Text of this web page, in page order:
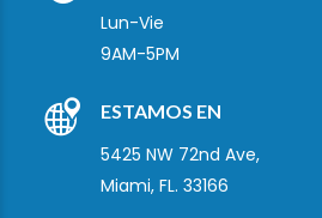
Lun-Vie
9AM-5PM
ESTAMOS EN
5425 NW 72nd Ave,
Miami, FL. 33166